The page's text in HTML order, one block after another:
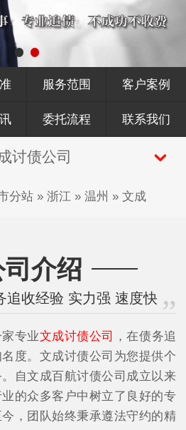
服务范围 客户案例
委托流程 联系我们
讨债公司
分站 » 浙江 » 温州 » 文成
介绍
追收经验 实力强 速度快
专业文成讨债公司
，在债务追
度。文成讨债公司为您提供个
自文成百航讨债公司成立以来
的众多客户中树立了良好的专
，团队始终秉承遵法守约的精